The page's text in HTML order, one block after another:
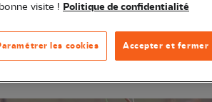
résilience porté Bordeaux Métropole
dans les marais de Peychaud.
visite ! Politique de confidentialité
Accepter et fermer
les cookies